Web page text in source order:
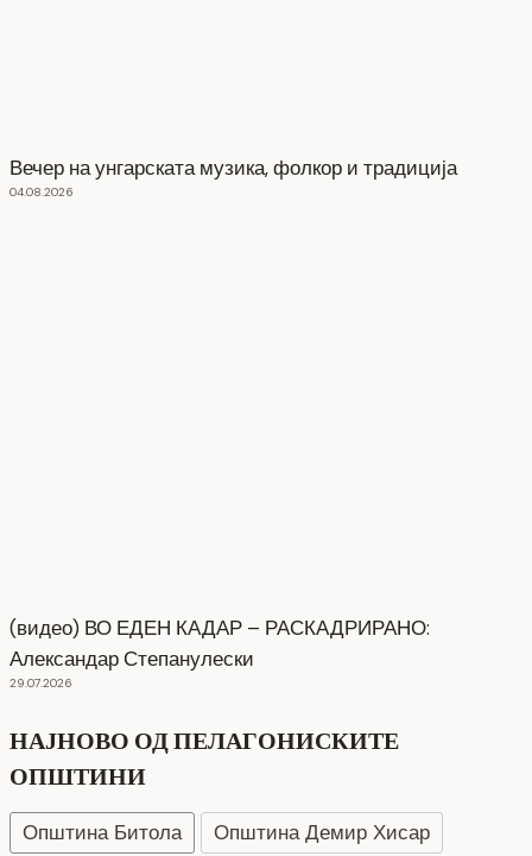
Вечер на унгарската музика, фолкор и традиција
04.08.2026
(видео) ВО ЕДЕН КАДАР – РАСКАДРИРАНО:
Александар Степанулески
29.07.2026
НАЈНОВО ОД ПЕЛАГОНИСКИТЕ
ОПШТИНИ
Општина Битола
Општина Демир Хисар